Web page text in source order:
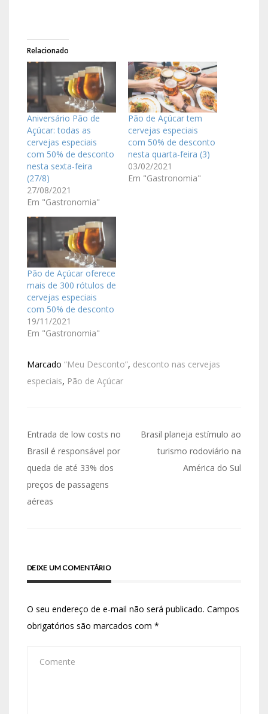
Relacionado
Aniversário Pão de
Açúcar: todas as
cervejas especiais
com 50% de desconto
nesta sexta-feira
(27/8)
27/08/2021
Em "Gastronomia"
Pão de Açúcar tem
cervejas especiais
com 50% de desconto
nesta quarta-feira (3)
03/02/2021
Em "Gastronomia"
Pão de Açúcar oferece
mais de 300 rótulos de
cervejas especiais
com 50% de desconto
19/11/2021
Em "Gastronomia"
Marcado “Meu Desconto”, desconto nas cervejas
especiais, Pão de Açúcar
Entrada de low costs no
Brasil é responsável por
queda de até 33% dos
preços de passagens
aéreas
Brasil planeja estímulo ao
turismo rodoviário na
América do Sul
DEIXE UM COMENTÁRIO
O seu endereço de e-mail não será publicado. Campos
obrigatórios são marcados com *